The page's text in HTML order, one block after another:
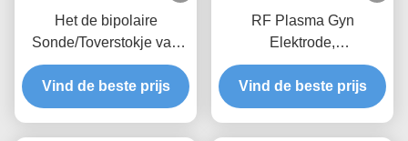
Het de bipolaire
Sonde/Toverstokje van
Gyn van het Lage
Temperatuurrf Plasma
voor Oophorectomy
Vind de beste prijs
RF Plasma Gyn
Elektrode,
wegwerpsonde
Vind de beste prijs